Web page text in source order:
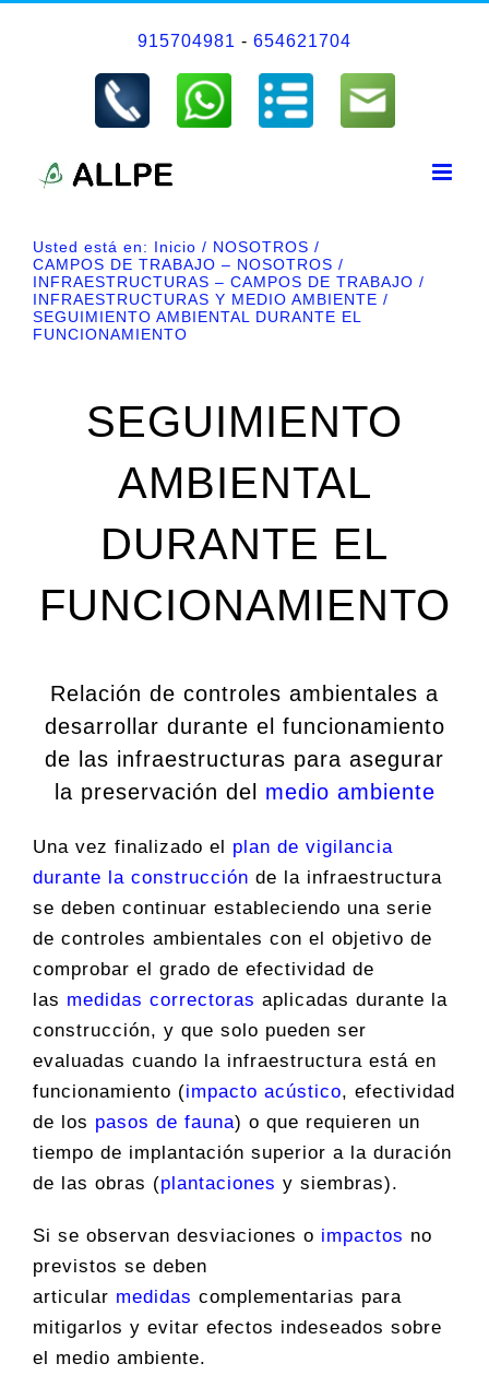
915704981 - 654621704
Usted está en: Inicio
NOSOTROS
CAMPOS DE TRABAJO – NOSOTROS
INFRAESTRUCTURAS – CAMPOS DE TRABAJO
INFRAESTRUCTURAS Y MEDIO AMBIENTE
SEGUIMIENTO AMBIENTAL DURANTE EL
FUNCIONAMIENTO
SEGUIMIENTO
AMBIENTAL
DURANTE EL
FUNCIONAMIENTO
Relación de controles ambientales a
desarrollar durante el funcionamiento
de las infraestructuras para asegurar
la preservación del medio ambiente
Una vez finalizado el plan de vigilancia
durante la construcción de la infraestructura
se deben continuar estableciendo una serie
de controles ambientales con el objetivo de
comprobar el grado de efectividad de
las medidas correctoras aplicadas durante la
construcción, y que solo pueden ser
evaluadas cuando la infraestructura está en
funcionamiento (impacto acústico, efectividad
de los pasos de fauna) o que requieren un
tiempo de implantación superior a la duración
de las obras (plantaciones y siembras).
Si se observan desviaciones o impactos no
previstos se deben
articular medidas complementarias para
mitigarlos y evitar efectos indeseados sobre
el medio ambiente.